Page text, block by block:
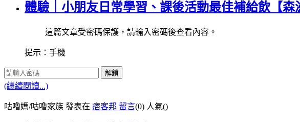
體驗｜小朋友日常學習、課後活動最佳補給飲【
這篇文章受密碼保護，請輸入密碼後查看內容。
提示：手機
解鎖
(繼續閱讀...)
咕嚕媽/咕嚕家族 發表在 痞客邦 留言(0) 人氣()